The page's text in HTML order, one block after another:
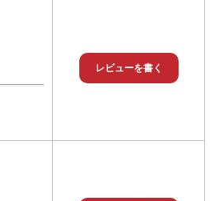
レビューを書く